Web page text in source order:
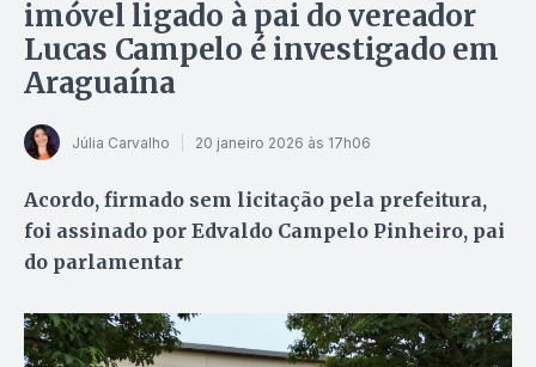
imóvel ligado à pai do vereador
Lucas Campelo é investigado em
Araguaína
Júlia Carvalho 20 janeiro 2026 às 17h06
Acordo, firmado sem licitação pela prefeitura,
foi assinado por Edvaldo Campelo Pinheiro, pai
do parlamentar